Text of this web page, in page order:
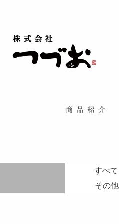
すべて
その他